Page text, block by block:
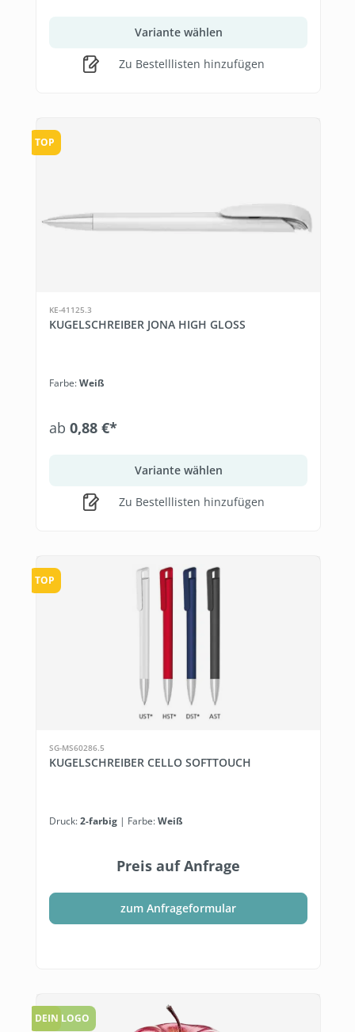
Variante wählen
Zu Bestelllisten hinzufügen
TOP
KE-41125.3
KUGELSCHREIBER JONA HIGH GLOSS
Farbe:Weiß
ab 0,88 €*
Variante wählen
Zu Bestelllisten hinzufügen
TOP
SG-MS60286.5
KUGELSCHREIBER CELLO SOFTTOUCH
Druck:2-farbig | Farbe:Weiß
Preis auf Anfrage
zum Anfrageformular
TOP
DEIN LOGO